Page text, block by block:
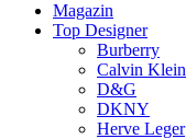
Magazin
Top Designer
Burberry
Calvin Klein
D&G
DKNY
Herve Leger